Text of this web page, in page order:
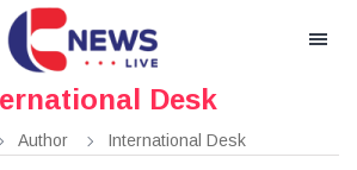
Desk
Author International Desk